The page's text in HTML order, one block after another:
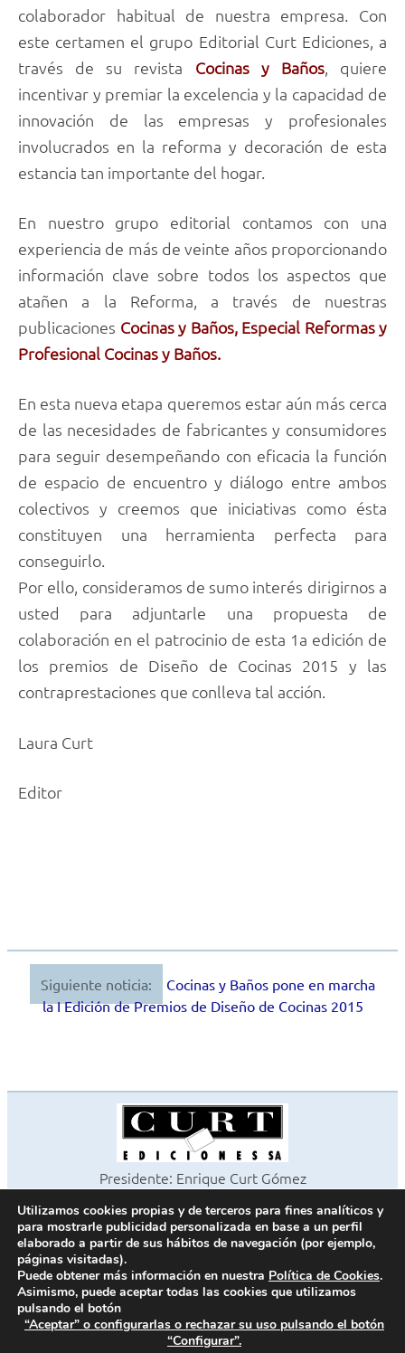
colaborador habitual de nuestra empresa. Con
este certamen el grupo Editorial Curt Ediciones, a
través de su revista Cocinas y Baños, quiere
incentivar y premiar la excelencia y la capacidad de
innovación de las empresas y profesionales
involucrados en la reforma y decoración de esta
estancia tan importante del hogar.
En nuestro grupo editorial contamos con una
experiencia de más de veinte años proporcionando
información clave sobre todos los aspectos que
atañen a la Reforma, a través de nuestras
publicaciones Cocinas y Baños, Especial Reformas y
Profesional Cocinas y Baños.
En esta nueva etapa queremos estar aún más cerca
de las necesidades de fabricantes y consumidores
para seguir desempeñando con eficacia la función
de espacio de encuentro y diálogo entre ambos
colectivos y creemos que iniciativas como ésta
constituyen una herramienta perfecta para
conseguirlo.
Por ello, consideramos de sumo interés dirigirnos a
usted para adjuntarle una propuesta de
colaboración en el patrocinio de esta 1a edición de
los premios de Diseño de Cocinas 2015 y las
contraprestaciones que conlleva tal acción.
Laura Curt
Editor
Navegación
Siguiente noticia:
Cocinas y Baños pone en marcha
la I Edición de Premios de Diseño de Cocinas 2015
Presidente: Enrique Curt Gómez
©2026 Revista Cocinas y Baños
Todos los derechos reservados
Paseo de Gracia, 63. 1º 2ª. 08008 Barcelona -
Fax 933 183 505
Utilizamos cookies propias y de terceros para fines analíticos y
para mostrarle publicidad personalizada en base a un perfil
elaborado a partir de sus hábitos de navegación (por ejemplo,
páginas visitadas).
Puede obtener más información en nuestra Política de Cookies.
Asimismo, puede aceptar todas las cookies que utilizamos
pulsando el botón
“Aceptar” o configurarlas o rechazar su uso pulsando el botón
“Configurar”.